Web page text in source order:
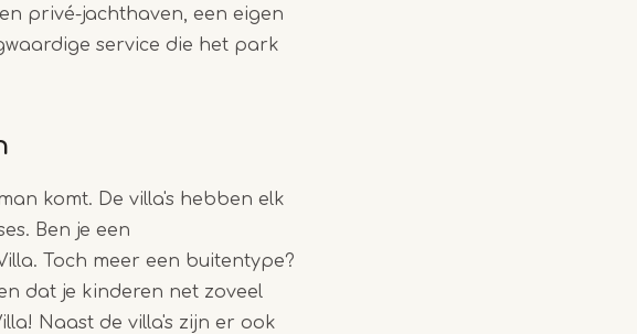
privé-jachthaven, een eigen
service die het park
komt. De villa's hebben elk
Ben je een
Toch meer een buitentype?
dat je kinderen net zoveel
Naast de villa's zijn er ook